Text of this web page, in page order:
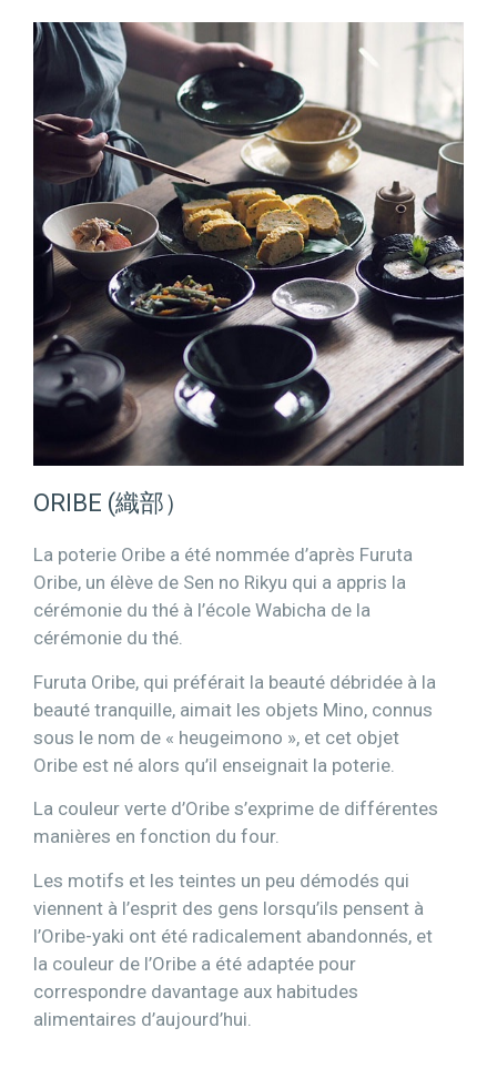
ORIBE (織部）
La poterie Oribe a été nommée d’après Furuta
Oribe, un élève de Sen no Rikyu qui a appris la
cérémonie du thé à l’école Wabicha de la
cérémonie du thé.
Furuta Oribe, qui préférait la beauté débridée à la
beauté tranquille, aimait les objets Mino, connus
sous le nom de « heugeimono », et cet objet
Oribe est né alors qu’il enseignait la poterie.
La couleur verte d’Oribe s’exprime de différentes
manières en fonction du four.
Les motifs et les teintes un peu démodés qui
viennent à l’esprit des gens lorsqu’ils pensent à
l’Oribe-yaki ont été radicalement abandonnés, et
la couleur de l’Oribe a été adaptée pour
correspondre davantage aux habitudes
alimentaires d’aujourd’hui.